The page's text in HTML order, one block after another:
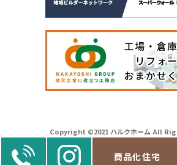
商品化住宅
Copyright ©2021 ハルクホーム All